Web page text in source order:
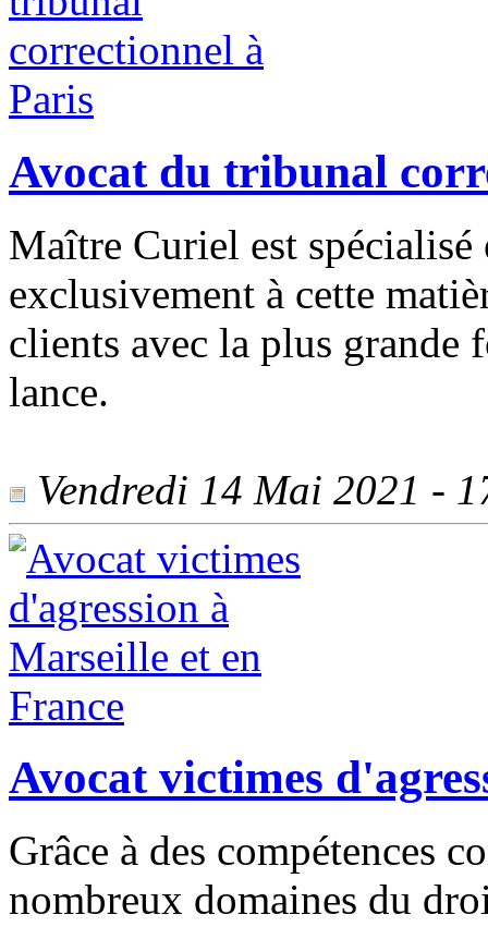
Avocat du tribunal
Maître Curiel est spécialisé
exclusivement à cette
clients avec la plus grande
lance.
Vendredi 14 Mai 2021 -
Avocat victimes
Grâce à des compétences
nombreux domaines du